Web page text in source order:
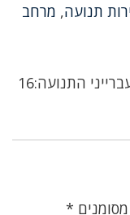
תנועה, מרחב
נלחמים בעברייני התנועה:16
*